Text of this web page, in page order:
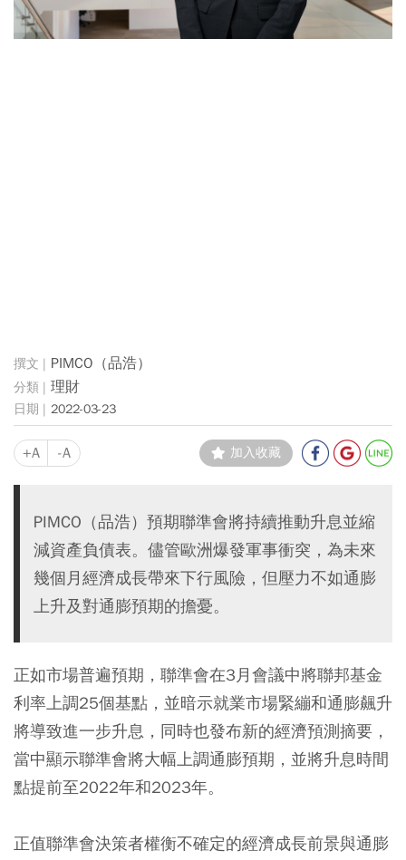
PIMCO（品浩）
理財
2022-03-23
+A -A 加入收藏
PIMCO（品浩）預期聯準會將持續推動升息並縮
減資產負債表。儘管歐洲爆發軍事衝突，為未來
幾個月經濟成長帶來下行風險，但壓力不如通膨
上升及對通膨預期的擔憂。
正如市場普遍預期，聯準會在3月會議中將聯邦基金
利率上調25個基點，並暗示就業市場緊繃和通膨飆升
將導致進一步升息，同時也發布新的經濟預測摘要，
當中顯示聯準會將大幅上調通膨預期，並將升息時間
點提前至2022年和2023年。
正值聯準會決策者權衡不確定的經濟成長前景與通膨